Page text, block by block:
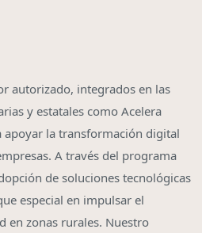
autorizado, integrados en las
y estatales como Acelera
apoyar la transformación digital
A través del programa
de soluciones tecnológicas
especial en impulsar el
en zonas rurales. Nuestro